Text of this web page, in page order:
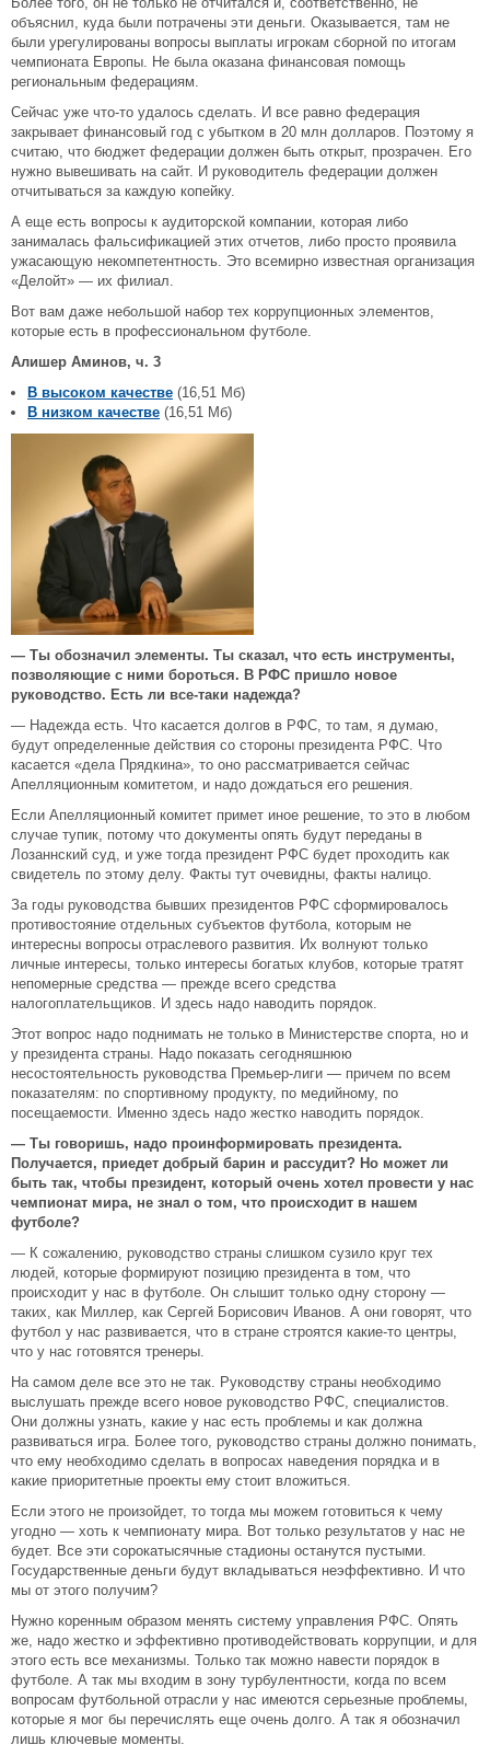
объяснил, куда были потрачены эти деньги. Оказывается, там не
были урегулированы вопросы выплаты игрокам сборной по итогам
чемпионата Европы. Не была оказана финансовая помощь
региональным федерациям.
Сейчас уже что-то удалось сделать. И все равно федерация
закрывает финансовый год с убытком в 20 млн долларов. Поэтому я
считаю, что бюджет федерации должен быть открыт, прозрачен. Его
нужно вывешивать на сайт. И руководитель федерации должен
отчитываться за каждую копейку.
А еще есть вопросы к аудиторской компании, которая либо
занималась фальсификацией этих отчетов, либо просто проявила
ужасающую некомпетентность. Это всемирно известная организация
«Делойт» — их филиал.
Вот вам даже небольшой набор тех коррупционных элементов,
которые есть в профессиональном футболе.
Алишер Аминов, ч. 3
В высоком качестве (16,51 Мб)
В низком качестве (16,51 Мб)
— Ты обозначил элементы. Ты сказал, что есть инструменты,
позволяющие с ними бороться. В РФС пришло новое
руководство. Есть ли все-таки надежда?
— Надежда есть. Что касается долгов в РФС, то там, я думаю,
будут определенные действия со стороны президента РФС. Что
касается «дела Прядкина», то оно рассматривается сейчас
Апелляционным комитетом, и надо дождаться его решения.
Если Апелляционный комитет примет иное решение, то это в любом
случае тупик, потому что документы опять будут переданы в
Лозаннский суд, и уже тогда президент РФС будет проходить как
свидетель по этому делу. Факты тут очевидны, факты налицо.
За годы руководства бывших президентов РФС сформировалось
противостояние отдельных субъектов футбола, которым не
интересны вопросы отраслевого развития. Их волнуют только
личные интересы, только интересы богатых клубов, которые тратят
непомерные средства — прежде всего средства
налогоплательщиков. И здесь надо наводить порядок.
Этот вопрос надо поднимать не только в Министерстве спорта, но и
у президента страны. Надо показать сегодняшнюю
несостоятельность руководства Премьер-лиги — причем по всем
показателям: по спортивному продукту, по медийному, по
посещаемости. Именно здесь надо жестко наводить порядок.
— Ты говоришь, надо проинформировать президента.
Получается, приедет добрый барин и рассудит? Но может ли
быть так, чтобы президент, который очень хотел провести у нас
чемпионат мира, не знал о том, что происходит в нашем
футболе?
— К сожалению, руководство страны слишком сузило круг тех
людей, которые формируют позицию президента в том, что
происходит у нас в футболе. Он слышит только одну сторону —
таких, как Миллер, как Сергей Борисович Иванов. А они говорят, что
футбол у нас развивается, что в стране строятся какие-то центры,
что у нас готовятся тренеры.
На самом деле все это не так. Руководству страны необходимо
выслушать прежде всего новое руководство РФС, специалистов.
Они должны узнать, какие у нас есть проблемы и как должна
развиваться игра. Более того, руководство страны должно понимать,
что ему необходимо сделать в вопросах наведения порядка и в
какие приоритетные проекты ему стоит вложиться.
Если этого не произойдет, то тогда мы можем готовиться к чему
угодно — хоть к чемпионату мира. Вот только результатов у нас не
будет. Все эти сорокатысячные стадионы останутся пустыми.
Государственные деньги будут вкладываться неэффективно. И что
мы от этого получим?
Нужно коренным образом менять систему управления РФС. Опять
же, надо жестко и эффективно противодействовать коррупции, и для
этого есть все механизмы. Только так можно навести порядок в
футболе. А так мы входим в зону турбулентности, когда по всем
вопросам футбольной отрасли у нас имеются серьезные проблемы,
которые я мог бы перечислять еще очень долго. А так я обозначил
лишь ключевые моменты.